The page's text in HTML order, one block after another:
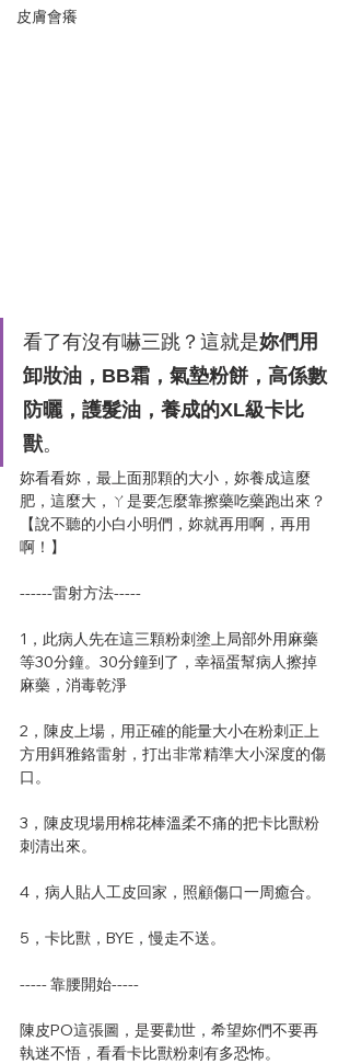
皮膚會癢
看了有沒有嚇三跳？這就是妳們用
卸妝油，BB霜，氣墊粉餅，高係數
防曬，護髮油，養成的XL級卡比
獸。
妳看看妳，最上面那顆的大小，妳養成這麼
肥，這麼大，ㄚ是要怎麼靠擦藥吃藥跑出來？
【說不聽的小白小明們，妳就再用啊，再用
啊！】
------雷射方法-----
1，此病人先在這三顆粉刺塗上局部外用麻藥
等30分鐘。30分鐘到了，幸福蛋幫病人擦掉
麻藥，消毒乾淨
2，陳皮上場，用正確的能量大小在粉刺正上
方用鉺雅鉻雷射，打出非常精準大小深度的傷
口。
3，陳皮現場用棉花棒溫柔不痛的把卡比獸粉
刺清出來。
4，病人貼人工皮回家，照顧傷口一周癒合。
5，卡比獸，BYE，慢走不送。
----- 靠腰開始-----
陳皮PO這張圖，是要勸世，希望妳們不要再
執迷不悟，看看卡比獸粉刺有多恐怖。